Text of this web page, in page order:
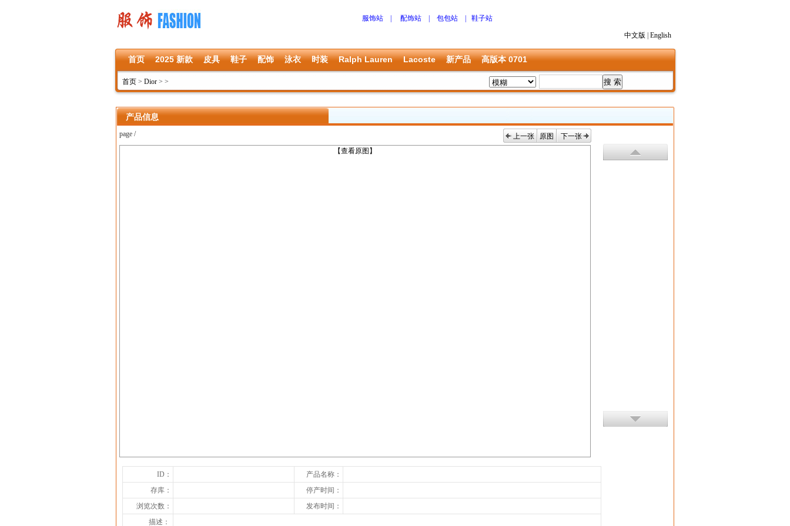
服饰站 配饰站 包包站 鞋子站
中文版 English
首页 2025 新款 皮具 鞋子 配饰 泳衣 时装 Ralph Lauren Lacoste 新产品 高版本 0701
首页 > Dior > >
产品信息
page / 上一张 原图
下一张
【查看原图】
上一张
ID：
产品名称：
存库：
停产时间：
浏览次数：
发布时间：
描述：